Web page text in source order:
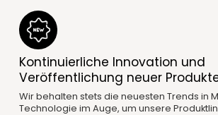
Kontinuierliche Innovation und
Veröffentlichung neuer
Wir behalten stets die neuesten Trends in
Technologie im Auge, um unsere